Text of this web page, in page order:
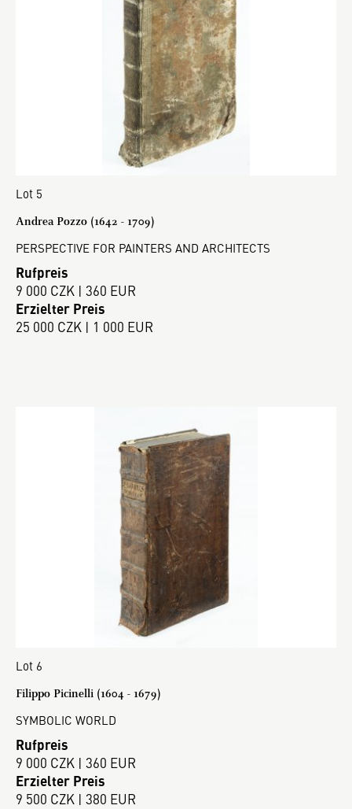
Lot 5
Andrea Pozzo (1642 - 1709)
PERSPECTIVE FOR PAINTERS AND ARCHITECTS
Rufpreis
9 000 CZK | 360 EUR
Erzielter Preis
25 000 CZK | 1 000 EUR
Lot 6
Filippo Picinelli (1604 - 1679)
SYMBOLIC WORLD
Rufpreis
9 000 CZK | 360 EUR
Erzielter Preis
9 500 CZK | 380 EUR